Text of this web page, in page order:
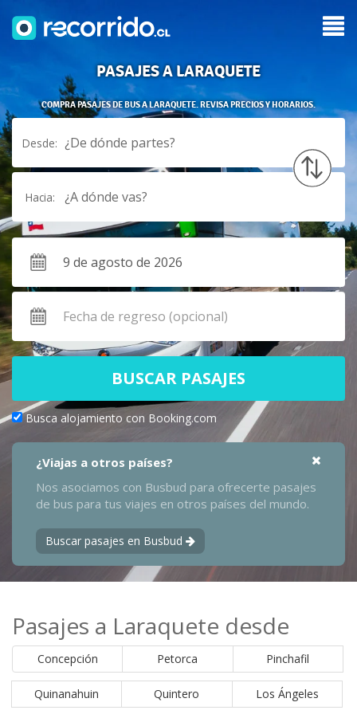
PASAJES A LARAQUETE
COMPRA PASAJES DE BUS A LARAQUETE. REVISA PRECIOS Y HORARIOS.
Desde: ¿De dónde partes?
Hacia: ¿A dónde vas?
BUSCAR PASAJES
Busca alojamiento con Booking.com
¿Viajas a otros países?
Nos asociamos con Busbud para ofrecerte pasajes
de bus para tus viajes en otros países del mundo.
Buscar pasajes en Busbud
Pasajes a Laraquete desde
Concepción Petorca Pinchafil
Quinanahuin Quintero Los Ángeles